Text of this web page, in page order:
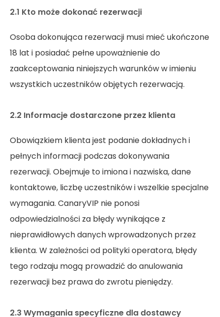
2.1 Kto może dokonać rezerwacji
Osoba dokonująca rezerwacji musi mieć ukończone
18 lat i posiadać pełne upoważnienie do
zaakceptowania niniejszych warunków w imieniu
wszystkich uczestników objętych rezerwacją.
2.2 Informacje dostarczone przez klienta
Obowiązkiem klienta jest podanie dokładnych i
pełnych informacji podczas dokonywania
rezerwacji. Obejmuje to imiona i nazwiska, dane
kontaktowe, liczbę uczestników i wszelkie specjalne
wymagania. CanaryVIP nie ponosi
odpowiedzialności za błędy wynikające z
nieprawidłowych danych wprowadzonych przez
klienta. W zależności od polityki operatora, błędy
tego rodzaju mogą prowadzić do anulowania
rezerwacji bez prawa do zwrotu pieniędzy.
2.3 Wymagania specyficzne dla dostawcy